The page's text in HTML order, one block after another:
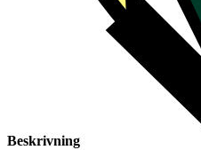
Beskrivning